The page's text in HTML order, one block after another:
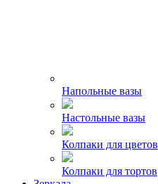
Напольные вазы
Настольные вазы
Колпаки для цветов
Колпаки для тортов